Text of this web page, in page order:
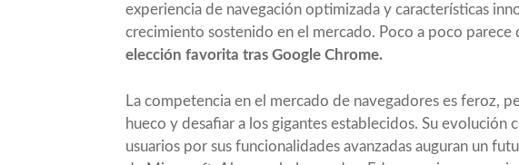
experiencia de navegación optimizada y características
crecimiento sostenido en el mercado. Poco a poco parece
elección favorita tras Google Chrome.
La competencia en el mercado de navegadores es feroz,
hueco y desafiar a los gigantes establecidos. Su evolución
usuarios por sus funcionalidades avanzadas auguran un